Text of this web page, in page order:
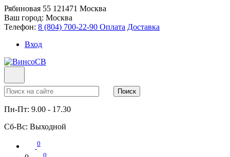
Рябиновая 55 121471 Москва
Ваш город: Москва
Телефон: 8 (804) 700-22-90 Оплата Доставка
Вход
Поиск
Пн-Пт: 9.00 - 17.30
Сб-Вс: Выходной
0
0